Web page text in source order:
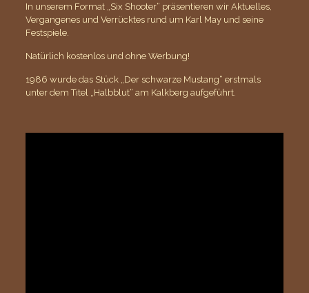
In unserem Format „Six Shooter“ präsentieren wir Aktuelles,
Vergangenes und Verrücktes rund um Karl May und seine
Festspiele.
Natürlich kostenlos und ohne Werbung!
1986 wurde das Stück „Der schwarze Mustang“ erstmals
unter dem Titel „Halbblut“ am Kalkberg aufgeführt.